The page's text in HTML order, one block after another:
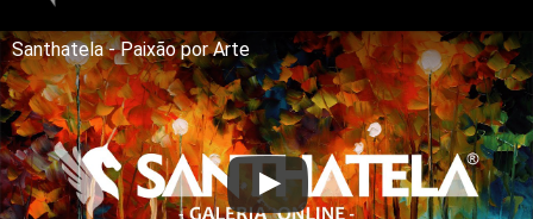
Santhatela - Paixão por Arte